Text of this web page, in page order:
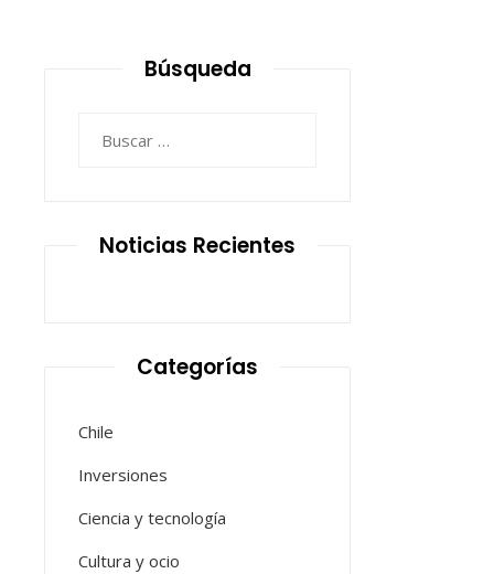
Búsqueda
Noticias Recientes
Categorías
Chile
Inversiones
Ciencia y tecnología
Cultura y ocio